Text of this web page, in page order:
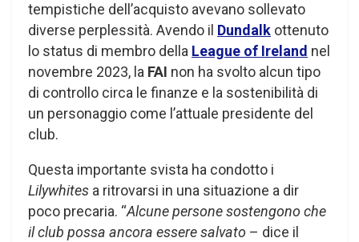
tempistiche dell’acquisto avevano sollevato
diverse perplessità. Avendo il Dundalk ottenuto
lo status di membro della League of Ireland nel
novembre 2023, la FAI non ha svolto alcun tipo
di controllo circa le finanze e la sostenibilità di
un personaggio come l’attuale presidente del
club.
Questa importante svista ha condotto i
Lilywhites a ritrovarsi in una situazione a dir
poco precaria. “Alcune persone sostengono che
il club possa ancora essere salvato – dice il